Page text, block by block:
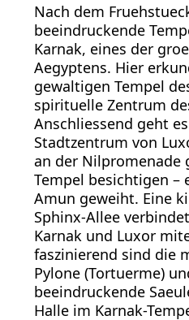
Nach dem
beeindruckende
Karnak, eines der
Aegyptens. Hier
gewaltigen Tempel
spirituelle Zentrum
Anschliessend geht
Stadtzentrum von
an der Nilpromenade
Tempel besichtigen –
Amun geweiht. Eine
Sphinx-Allee
Karnak und Luxor
faszinierend sind die
Pylone (Tortuerme)
beeindruckende
Halle im Karnak-